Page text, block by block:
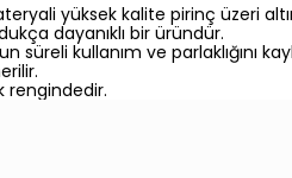
yüksek kalite pirinç üzeri
dayanıklı bir üründür.
süreli kullanım ve
rengindedir.